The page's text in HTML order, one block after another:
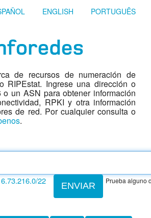
ENGLISH PORTUGUÊS
de recursos de numeración de
RIPEstat. Ingrese una dirección o
o un ASN para obtener información
RPKI y otra información
de red. Por cualquier consulta o
.
ENVIAR
22 Prueba alguno